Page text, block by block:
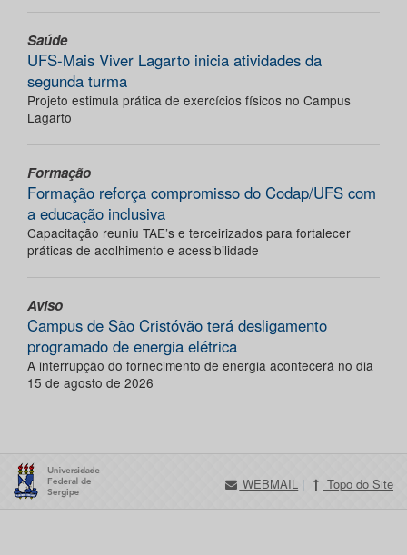
Saúde
UFS-Mais Viver Lagarto inicia atividades da
segunda turma
Projeto estimula prática de exercícios físicos no Campus
Lagarto
Formação
Formação reforça compromisso do Codap/UFS com
a educação inclusiva
Capacitação reuniu TAE’s e terceirizados para fortalecer
práticas de acolhimento e acessibilidade
Aviso
Campus de São Cristóvão terá desligamento
programado de energia elétrica
A interrupção do fornecimento de energia acontecerá no dia
15 de agosto de 2026
WEBMAIL | Topo do Site